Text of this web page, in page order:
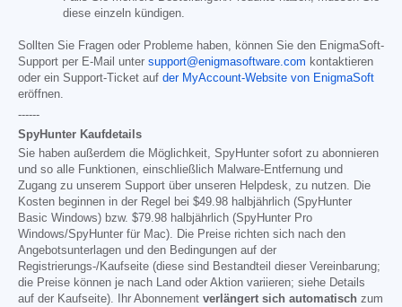
diese einzeln kündigen.
Sollten Sie Fragen oder Probleme haben, können Sie den EnigmaSoft-
Support per E-Mail unter support@enigmasoftware.com kontaktieren
oder ein Support-Ticket auf der MyAccount-Website von EnigmaSoft
eröffnen.
------
SpyHunter Kaufdetails
Sie haben außerdem die Möglichkeit, SpyHunter sofort zu abonnieren
und so alle Funktionen, einschließlich Malware-Entfernung und
Zugang zu unserem Support über unseren Helpdesk, zu nutzen. Die
Kosten beginnen in der Regel bei $49.98 halbjährlich (SpyHunter
Basic Windows) bzw. $79.98 halbjährlich (SpyHunter Pro
Windows/SpyHunter für Mac). Die Preise richten sich nach den
Angebotsunterlagen und den Bedingungen auf der
Registrierungs-/Kaufseite (diese sind Bestandteil dieser Vereinbarung;
die Preise können je nach Land oder Aktion variieren; siehe Details
auf der Kaufseite). Ihr Abonnement verlängert sich automatisch zum